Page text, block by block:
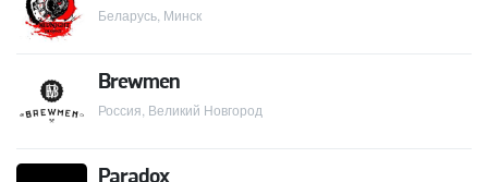
Беларусь, Минск
Brewmen
Россия, Великий Новгород
Paradox